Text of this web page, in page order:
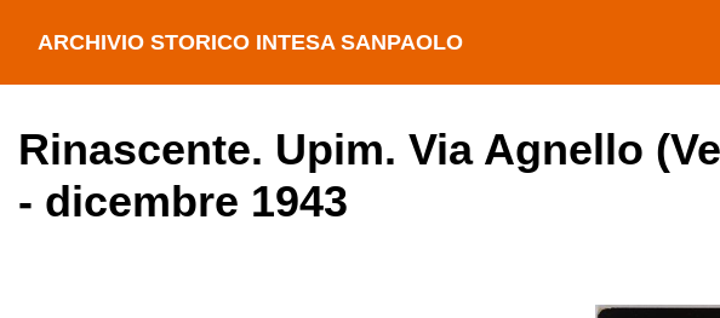
ARCHIVIO STORICO INTESA SANPAOLO
Rinascente. Upim. Via Agnello
- dicembre 1943